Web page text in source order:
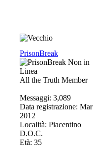
PrisonBreak
All the Truth Member
Messaggi: 3,089
Data registrazione: Mar
2012
Località: Piacentino
D.O.C.
Età: 35